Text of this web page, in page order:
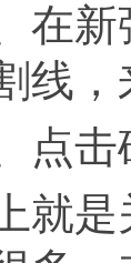
新弹
线
击确
是关